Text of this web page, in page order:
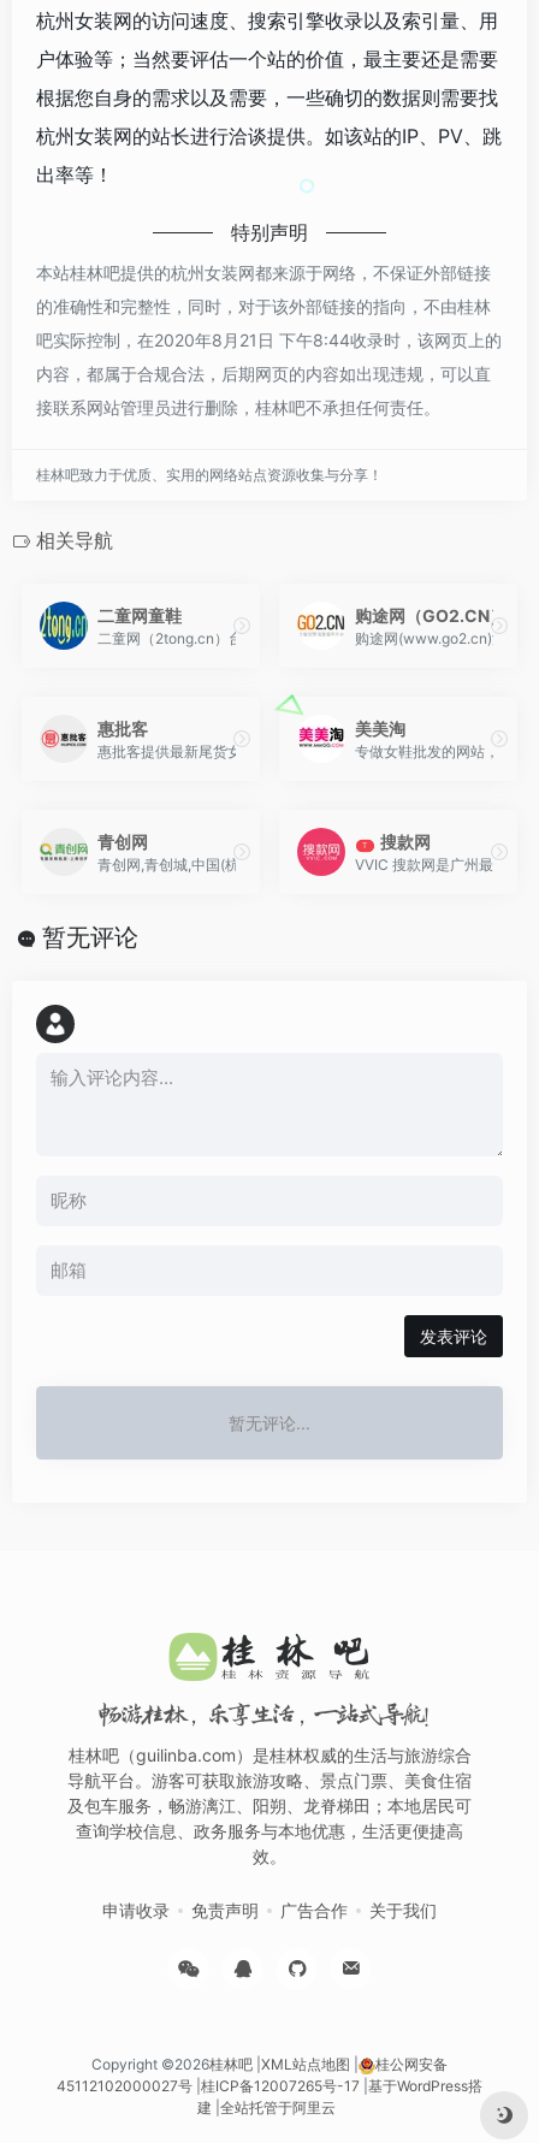
杭州女装网的访问速度、搜索引擎收录以及索引量、用
户体验等；当然要评估一个站的价值，最主要还是需要
根据您自身的需求以及需要，一些确切的数据则需要找
杭州女装网的站长进行洽谈提供。如该站的IP、PV、跳
出率等！
特别声明
本站桂林吧提供的杭州女装网都来源于网络，不保证外部链接
的准确性和完整性，同时，对于该外部链接的指向，不由桂林
吧实际控制，在2020年8月21日 下午8:44收录时，该网页上的
内容，都属于合规合法，后期网页的内容如出现违规，可以直
接联系网站管理员进行删除，桂林吧不承担任何责任。
桂林吧致力于优质、实用的网络站点资源收集与分享！
相关导航
二童网童鞋
二童网（2tong.cn）台州温岭童鞋、湖州织里童装批发网站,数十万
购途网（GO2.CN）
购途网(www.go2.cn)汇优质
惠批客
惠批客提供最新尾货女装批发货源信息，品牌尾货女装货品品牌背
美美淘
专做女鞋批发的网站，女鞋
青创网
青创网,青创城,中国(杭州)第一男装批发中心,石狮服装货源总批发,
T 搜款网
VVIC 搜款网是广州最大的
暂无评论
发表评论
暂无评论...
畅游桂林，乐享生活，一站式导航！
桂林吧（guilinba.com）是桂林权威的生活与旅游综合
导航平台。游客可获取旅游攻略、景点门票、美食住宿
及包车服务，畅游漓江、阳朔、龙脊梯田；本地居民可
查询学校信息、政务服务与本地优惠，生活更便捷高
效。
申请收录 免责声明 广告合作 关于我们
Copyright ©2026桂林吧 XML站点地图
桂公网安备
45112102000027号 桂ICP备12007265号-17 基于WordPress搭
建 全站托管于阿里云